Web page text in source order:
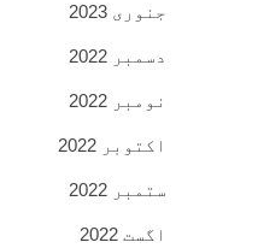
جنوری 2023
دسمبر 2022
نومبر 2022
اکتوبر 2022
ستمبر 2022
اگست 2022